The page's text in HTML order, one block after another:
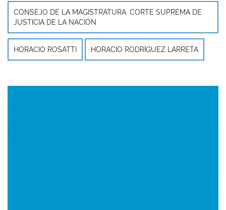
CONSEJO DE LA MAGISTRATURA. CORTE SUPREMA DE
JUSTICIA DE LA NACIÓN
HORACIO ROSATTI HORACIO RODRÍGUEZ LARRETA